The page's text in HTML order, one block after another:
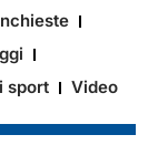
sport Video